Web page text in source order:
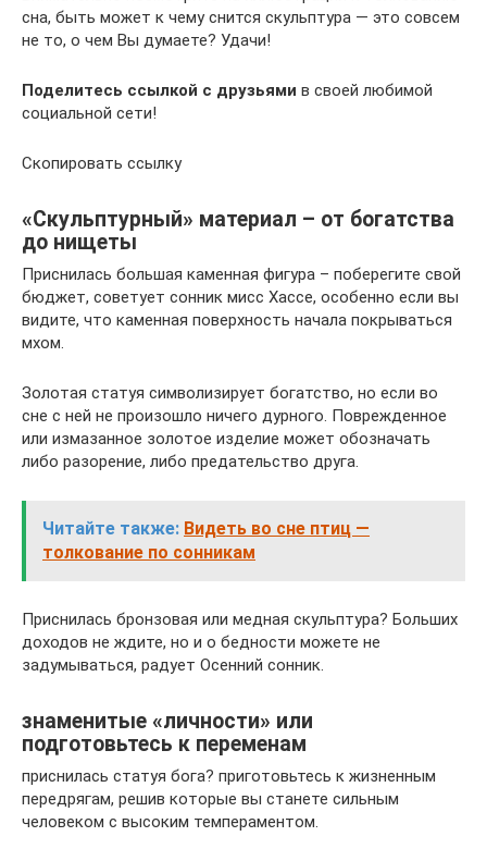
сна, быть может к чему снится скульптура — это совсем
не то, о чем Вы думаете? Удачи!
Поделитесь ссылкой с друзьями в своей любимой
социальной сети!
Скопировать ссылку
«Скульптурный» материал – от богатства
до нищеты
Приснилась большая каменная фигура – поберегите свой
бюджет, советует сонник мисс Хассе, особенно если вы
видите, что каменная поверхность начала покрываться
мхом.
Золотая статуя символизирует богатство, но если во
сне с ней не произошло ничего дурного. Поврежденное
или измазанное золотое изделие может обозначать
либо разорение, либо предательство друга.
Читайте также: Видеть во сне птиц —
толкование по сонникам
Приснилась бронзовая или медная скульптура? Больших
доходов не ждите, но и о бедности можете не
задумываться, радует Осенний сонник.
знаменитые «личности» или
подготовьтесь к переменам
приснилась статуя бога? приготовьтесь к жизненным
передрягам, решив которые вы станете сильным
человеком с высоким темпераментом.